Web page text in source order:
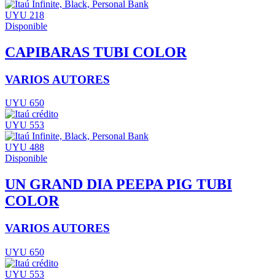
UYU 218
Disponible
CAPIBARAS TUBI COLOR
VARIOS AUTORES
UYU 650
UYU 553
UYU 488
Disponible
UN GRAND DIA PEEPA PIG TUBI
COLOR
VARIOS AUTORES
UYU 650
UYU 553